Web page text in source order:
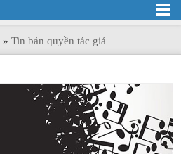
» Tin bản quyền tác giả